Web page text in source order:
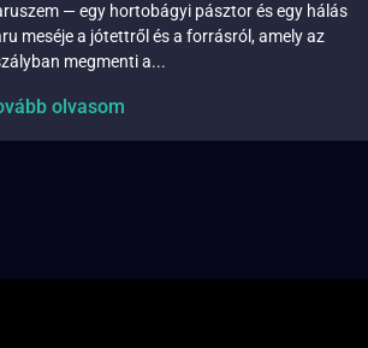
— egy hortobágyi pásztor és egy hálás
meséje a jótettről és a forrásról, amely az
megmenti a...
olvasom